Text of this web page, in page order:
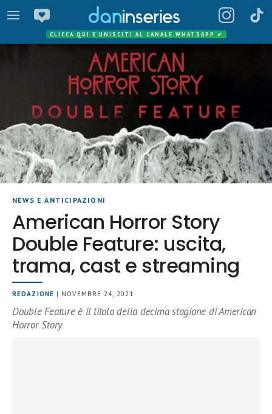
CLICCA QUI E UNISCITI AL CANALE WHATSAPP ✔
NEWS E ANTICIPAZIONI
American Horror Story
Double Feature: uscita,
trama, cast e streaming
REDAZIONE | NOVEMBRE 24, 2021
Double Feature è il titolo della decima stagione di American
Horror Story